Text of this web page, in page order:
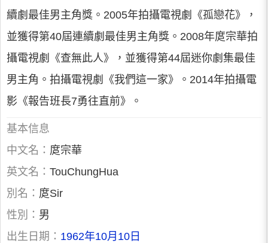
續劇最佳男主角獎。2005年拍攝電視劇《孤戀花》，
並獲得第40屆連續劇最佳男主角獎。2008年庹宗華拍
攝電視劇《查無此人》，並獲得第44屆迷你劇集最佳
男主角。拍攝電視劇《我們這一家》。2014年拍攝電
影《報告班長7勇往直前》。
基本信息
中文名： 庹宗華
英文名： TouChungHua
別名： 庹Sir
性別： 男
出生日期： 1962年10月10日